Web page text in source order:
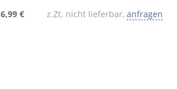
6,99 € z.Zt. nicht lieferbar, anfragen